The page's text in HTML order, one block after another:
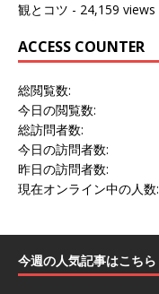
観とコツ - 24,159 views
ACCESS COUNTER
総閲覧数:
今日の閲覧数:
総訪問者数:
今日の訪問者数:
昨日の訪問者数:
現在オンライン中の人数:
今週の人気記事はこちら